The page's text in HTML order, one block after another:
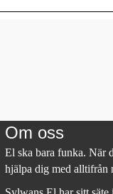
Om oss
El ska bara funka. När
hjälpa dig med alltifrån